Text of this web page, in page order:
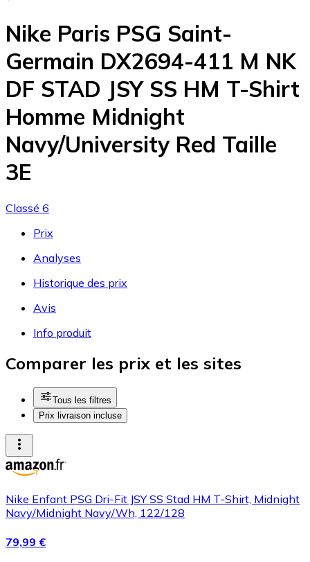
Nike Paris PSG Saint-
Germain DX2694-411 M NK
DF STAD JSY SS HM T-Shirt
Homme Midnight
Navy/University Red Taille
3E
Classé 6
Prix
Analyses
Historique des prix
Avis
Info produit
Comparer les prix et les sites
Tous les filtres
Prix livraison incluse
Nike Enfant PSG Dri-Fit JSY SS Stad HM T-Shirt, Midnight
Navy/Midnight Navy/Wh, 122/128
79,99 €